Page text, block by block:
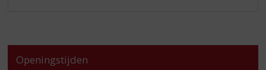
Openingstijden